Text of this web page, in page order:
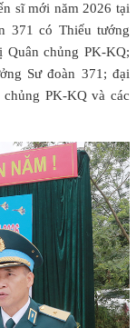
sĩ mới năm 2026 tại
371 có Thiếu tướng
chủng PK-KQ;
Sư đoàn 371; đại
PK-KQ và các